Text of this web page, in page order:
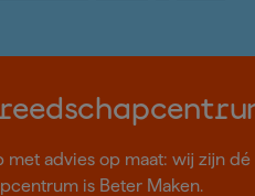
met advies op maat: wij zijn
is Beter Maken.